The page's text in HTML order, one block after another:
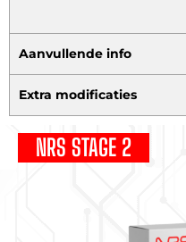
Aanvullende info
Extra modificaties
NRS STAGE 2